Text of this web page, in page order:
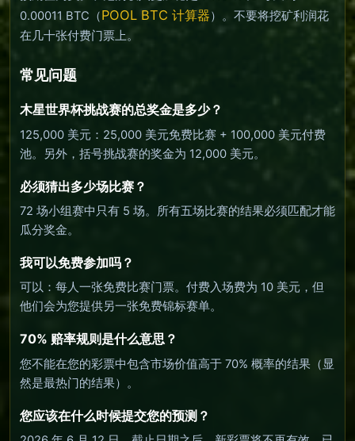
0.00011 BTC（POOL BTC 计算器）。不要将挖矿利润花
在几十张付费门票上。
常见问题
木星世界杯挑战赛的总奖金是多少？
125,000 美元：25,000 美元免费比赛 + 100,000 美元付费
池。另外，括号挑战赛的奖金为 12,000 美元。
必须猜出多少场比赛？
72 场小组赛中只有 5 场。所有五场比赛的结果必须匹配才能
瓜分奖金。
我可以免费参加吗？
可以：每人一张免费比赛门票。付费入场费为 10 美元，但
他们会为您提供另一张免费锦标赛单。
70% 赔率规则是什么意思？
您不能在您的彩票中包含市场价值高于 70% 概率的结果（显
然是最热门的结果）。
您应该在什么时候提交您的预测？